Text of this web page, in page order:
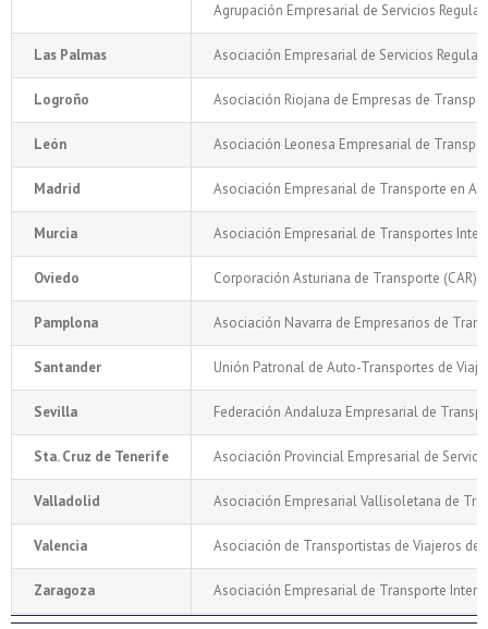
Agrupación Empresarial de Servicios
Las Palmas Asociación Empresarial de Servicios
Logroño Asociación Riojana de Empresas de
León Asociación Leonesa Empresarial de
Madrid Asociación Empresarial de Transporte en
Murcia Asociación Empresarial de Transportes
Oviedo Corporación Asturiana de Transporte (CAR)
Pamplona Asociación Navarra de Empresarios de
Santander Unión Patronal de Auto-Transportes de
Sevilla Federación Andaluza Empresarial de
Sta. Cruz de Tenerife Asociación Provincial Empresarial de
Valladolid Asociación Empresarial Vallisoletana de
Valencia Asociación de Transportistas de Viajeros de
Zaragoza Asociación Empresarial de Transporte